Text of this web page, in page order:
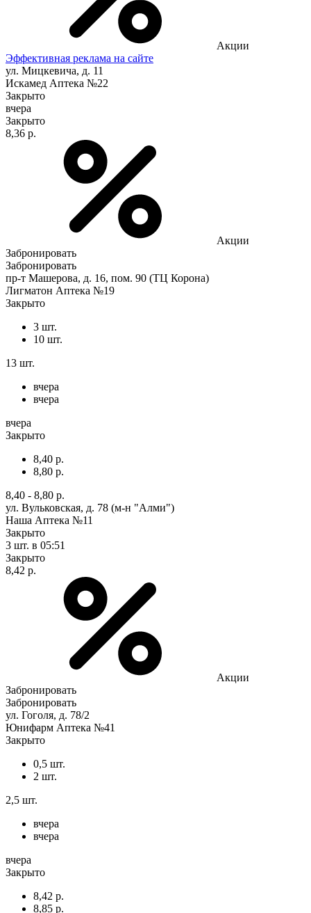
Акции
Эффективная реклама на сайте
ул. Мицкевича, д. 11
Искамед Аптека №22
Закрыто
вчера
Закрыто
8,36 р.
Акции
Забронировать
Забронировать
пр-т Машерова, д. 16, пом. 90 (ТЦ Корона)
Лигматон Аптека №19
Закрыто
3 шт.
10 шт.
13 шт.
вчера
вчера
вчера
Закрыто
8,40 р.
8,80 р.
8,40 - 8,80 р.
ул. Вульковская, д. 78 (м-н "Алми")
Наша Аптека №11
Закрыто
3 шт. в 05:51
Закрыто
8,42 р.
Акции
Забронировать
Забронировать
ул. Гоголя, д. 78/2
Юнифарм Аптека №41
Закрыто
0,5 шт.
2 шт.
2,5 шт.
вчера
вчера
вчера
Закрыто
8,42 р.
8,85 р.